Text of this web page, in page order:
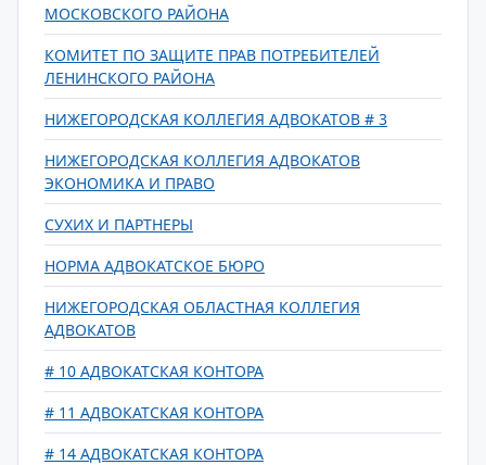
МОСКОВСКОГО РАЙОНА
КОМИТЕТ ПО ЗАЩИТЕ ПРАВ ПОТРЕБИТЕЛЕЙ
ЛЕНИНСКОГО РАЙОНА
НИЖЕГОРОДСКАЯ КОЛЛЕГИЯ АДВОКАТОВ # 3
НИЖЕГОРОДСКАЯ КОЛЛЕГИЯ АДВОКАТОВ
ЭКОНОМИКА И ПРАВО
СУХИХ И ПАРТНЕРЫ
НОРМА АДВОКАТСКОЕ БЮРО
НИЖЕГОРОДСКАЯ ОБЛАСТНАЯ КОЛЛЕГИЯ
АДВОКАТОВ
# 10 АДВОКАТСКАЯ КОНТОРА
# 11 АДВОКАТСКАЯ КОНТОРА
# 14 АДВОКАТСКАЯ КОНТОРА